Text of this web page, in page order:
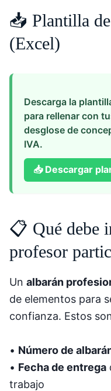
📥 Plantilla
(Excel)
Descarga la
para rellenar con
desglose de
IVA.
📥 Descargar
📋 Qué debe
profesor
Un albarán
de elementos para
confianza. Estos
• Número de
• Fecha de entrega
trabajo